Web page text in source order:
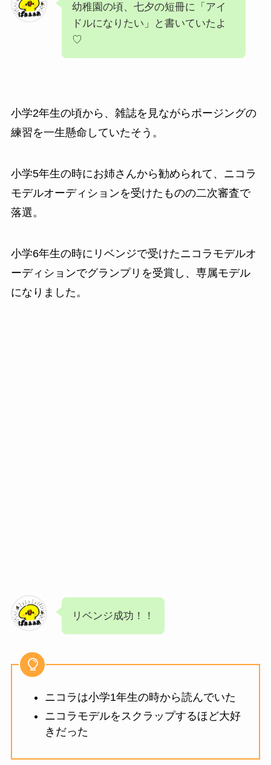
幼稚園の頃、七夕の短冊に「アイ
ドルになりたい」と書いていた よ
♡
小学2年生の頃から、雑誌を見ながらポージングの
練習を一生懸命していたそう。
小学5年生の時にお姉さんから勧められて、ニコラ
モデルオーディションを受けたものの二次審査で
落選。
小学6年生の時にリベンジで受けたニコラモデルオ
ーディションでグランプリを受賞し、 専属モデル
になりました。
リベンジ成功！！
ニコラは小学1年生の時から読んでいた
ニコラモデルをスクラップするほど大好
きだった